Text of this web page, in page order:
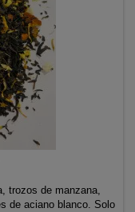
trozos de manzana,
de aciano blanco. Solo